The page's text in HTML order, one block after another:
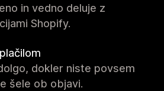
in vedno deluje z
Shopify.
dokler niste povsem
šele ob objavi.